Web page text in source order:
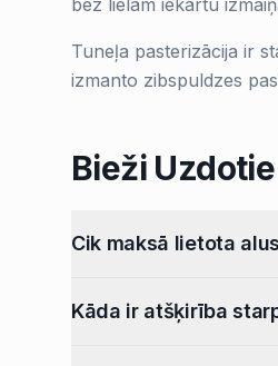
bez lielām iekārtu
Tuneļa pasterizācija ir
izmanto zibspuldzes
Bieži
Cik maksā lietota
Kāda ir atšķirība